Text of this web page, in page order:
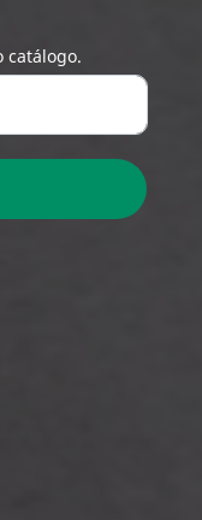
catálogo.